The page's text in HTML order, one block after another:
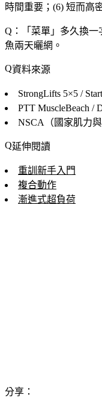
時間重要；(6) 短而高
Q：「 菜單 」多久換一
魚兩天曬網。
資料來源
StrongLifts 5×5 /
PTT MuscleBeach /
NSCA（國家肌力與
延伸閱讀
重訓新手入門
複合動作
漸進式超負荷
分享：